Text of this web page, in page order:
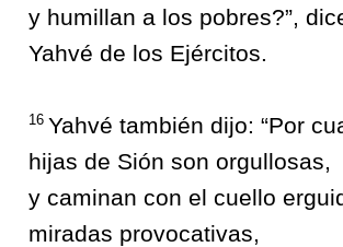
y humillan a los pobres?”,
Yahvé de los Ejércitos.
16 Yahvé también dijo: “Por
hijas de Sión son orgullosas,
y caminan con el cuello
miradas provocativas,